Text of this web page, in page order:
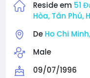
Reside em 51
Hòa, Tân Phú,
De Ho Chi
Male
09/07/1996